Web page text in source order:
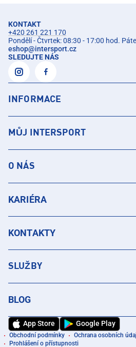
KONTAKT
+420 261 221 170
Pondělí - Čtvrtek: 08:30 - 17:00 hod.
eshop@intersport.cz
SLEDUJTE NÁS
INFORMACE
MŮJ INTERSPORT
O NÁS
KARIÉRA
KONTAKTY
SLUŽBY
BLOG
App Store Google Play
Obchodní podmínky Ochrana osobních
Prohlášení o přístupnosti